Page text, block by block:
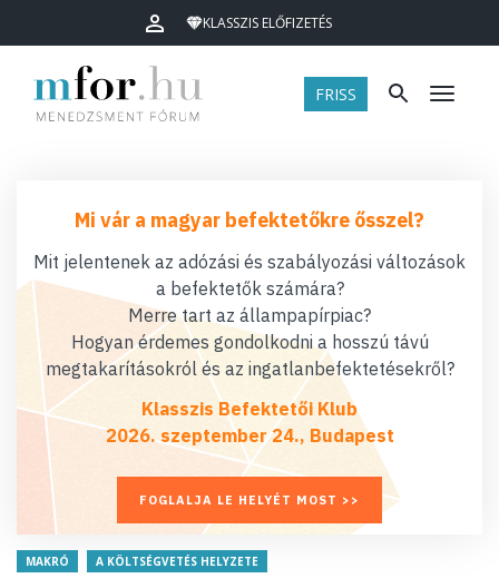
KLASSZIS ELŐFIZETÉS
FRISS Menü
Mi vár a magyar befektetőkre ősszel?
Mit jelentenek az adózási és szabályozási változások
a befektetők számára?
Merre tart az állampapírpiac?
Hogyan érdemes gondolkodni a hosszú távú
megtakarításokról és az ingatlanbefektetésekről?
Klasszis Befektetői Klub
2026. szeptember 24., Budapest
FOGLALJA LE HELYÉT MOST >>
MAKRÓ A KÖLTSÉGVETÉS HELYZETE